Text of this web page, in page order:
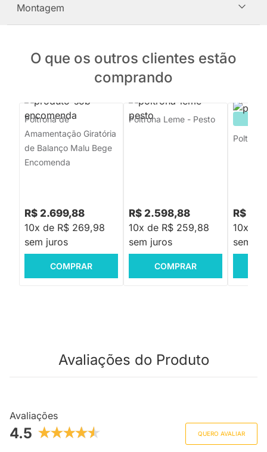
Montagem
O que os outros clientes estão
comprando
Poltrona de
Amamentação Giratória
de Balanço Malu Bege
Encomenda
R$ 2.699,88
10x de R$ 269,98
sem juros
COMPRAR
Poltrona Leme - Pesto
R$ 2.598,88
10x de R$ 259,88
sem juros
COMPRAR
R$
10x de
sem
Avaliações do Produto
Avaliações
4.5 QUERO AVALIAR